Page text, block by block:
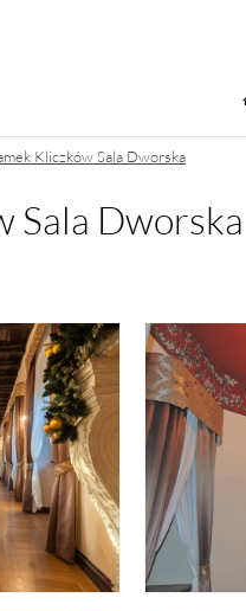
Kliczków Sala Dworska
Sala Dworska